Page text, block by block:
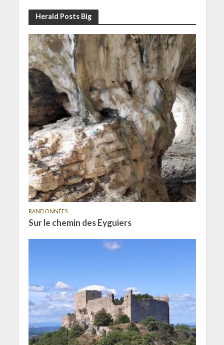
Herald Posts Big
RANDONNÉES
Sur le chemin des Eyguiers